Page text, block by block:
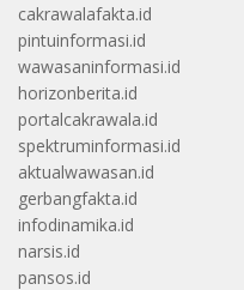
cakrawalafakta.id
pintuinformasi.id
wawasaninformasi.id
horizonberita.id
portalcakrawala.id
spektruminformasi.id
aktualwawasan.id
gerbangfakta.id
infodinamika.id
narsis.id
pansos.id